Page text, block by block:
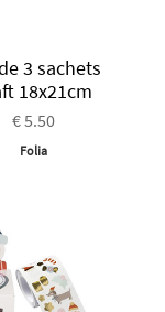
3 sachets
18x21cm
€ 5.50
Folia